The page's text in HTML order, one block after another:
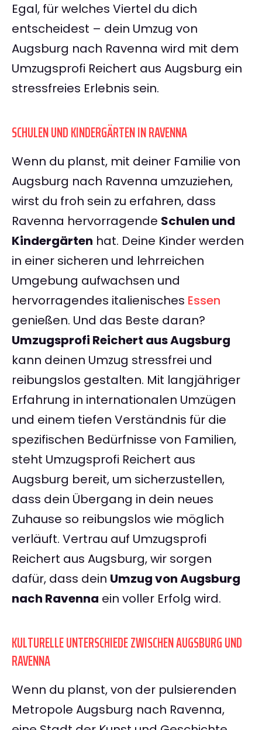
Egal, für welches Viertel du dich
entscheidest – dein Umzug von
Augsburg nach Ravenna wird mit dem
Umzugsprofi Reichert aus Augsburg ein
stressfreies Erlebnis sein.
SCHULEN UND KINDERGÄRTEN IN RAVENNA
Wenn du planst, mit deiner Familie von
Augsburg nach Ravenna umzuziehen,
wirst du froh sein zu erfahren, dass
Ravenna hervorragende Schulen und
Kindergärten hat. Deine Kinder werden
in einer sicheren und lehrreichen
Umgebung aufwachsen und
hervorragendes italienisches Essen
genießen. Und das Beste daran?
Umzugsprofi Reichert aus Augsburg
kann deinen Umzug stressfrei und
reibungslos gestalten. Mit langjähriger
Erfahrung in internationalen Umzügen
und einem tiefen Verständnis für die
spezifischen Bedürfnisse von Familien,
steht Umzugsprofi Reichert aus
Augsburg bereit, um sicherzustellen,
dass dein Übergang in dein neues
Zuhause so reibungslos wie möglich
verläuft. Vertrau auf Umzugsprofi
Reichert aus Augsburg, wir sorgen
dafür, dass dein Umzug von Augsburg
nach Ravenna ein voller Erfolg wird.
KULTURELLE UNTERSCHIEDE ZWISCHEN AUGSBURG UND
RAVENNA
Wenn du planst, von der pulsierenden
Metropole Augsburg nach Ravenna,